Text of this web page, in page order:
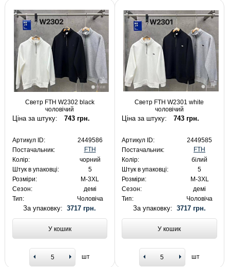
Светр FTH W2302 black
чоловічий
Ціна за штуку: 743 грн.
Артикул ID:
2449586
Постачальник:
FTH
Колір:
чорний
Штук в упаковці:
5
Розміри:
M-3XL
Сезон:
демі
Тип:
Чоловіча
За упаковку:3717 грн.
У кошик
шт
Светр FTH W2301 white
чоловічий
Ціна за штуку: 743 грн.
Артикул ID:
2449585
Постачальник:
FTH
Колір:
білий
Штук в упаковці:
5
Розміри:
M-3XL
Сезон:
демі
Тип:
Чоловіча
За упаковку: 3717 грн.
У кошик
шт